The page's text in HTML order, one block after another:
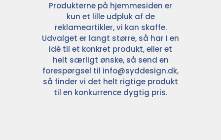
Produkterne på hjemmesiden er
kun et lille udpluk af de
reklameartikler, vi kan skaffe.
Udvalget er langt større, så har I en
idé til et konkret produkt, eller et
helt særligt ønske, så send en
forespørgsel til info@syddesign.dk,
så finder vi det helt rigtige produkt
til en konkurrence dygtig pris.